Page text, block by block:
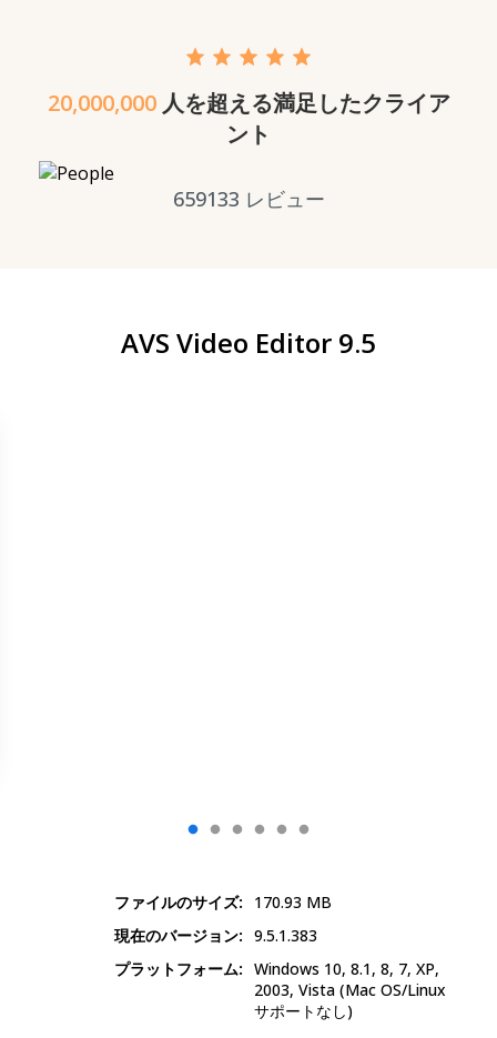
20,000,000 人を超える満足したクライア
ント
659133 レビュー
AVS Video Editor 9.5
ファイルのサイズ: 170.93 MB
現在のバージョン: 9.5.1.383
プラットフォーム: Windows 10, 8.1, 8, 7, XP,
2003, Vista (Mac OS/Linux
サポートなし)